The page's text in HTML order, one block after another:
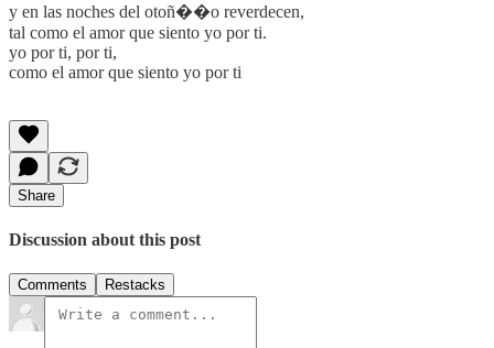
y en las noches del otoñ��o reverdecen,
tal como el amor que siento yo por ti.
yo por ti, por ti,
como el amor que siento yo por ti
Share
Discussion about this post
Comments Restacks